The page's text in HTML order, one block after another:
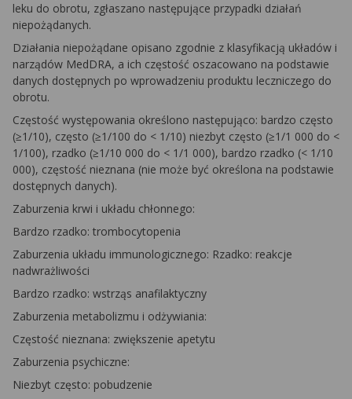
leku do obrotu, zgłaszano następujące przypadki działań
niepożądanych.
Działania niepożądane opisano zgodnie z klasyfikacją układów i
narządów MedDRA, a ich częstość oszacowano na podstawie
danych dostępnych po wprowadzeniu produktu leczniczego do
obrotu.
Częstość występowania określono następująco: bardzo często
(≥1/10), często (≥1/100 do < 1/10) niezbyt często (≥1/1 000 do <
1/100), rzadko (≥1/10 000 do < 1/1 000), bardzo rzadko (< 1/10
000), częstość nieznana (nie może być określona na podstawie
dostępnych danych).
Zaburzenia krwi i układu chłonnego:
Bardzo rzadko: trombocytopenia
Zaburzenia układu immunologicznego: Rzadko: reakcje
nadwrażliwości
Bardzo rzadko: wstrząs anafilaktyczny
Zaburzenia metabolizmu i odżywiania:
Częstość nieznana: zwiększenie apetytu
Zaburzenia psychiczne:
Niezbyt często: pobudzenie